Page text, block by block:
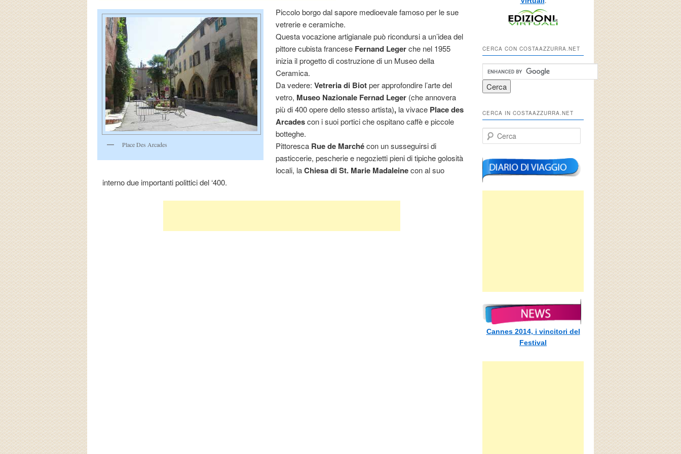
Place Des Arcades
Piccolo borgo dal sapore medioevale famoso per le sue
vetrerie e ceramiche.
Questa vocazione artigianale può ricondursi a un’idea del
pittore cubista francese Fernand Legerche nel 1955
inizia il progetto di costruzione di un Museo della
Ceramica.
Da vedere:Vetreria di Biotper approfondire l’arte del
vetro, Museo Nazionale Fernad Leger (che annovera
più di 400 opere dello stesso artista), la vivace Place des
Arcadescon i suoi portici che ospitano caffè e piccole
botteghe.
Pittoresca Rue de Marchécon un susseguirsi di
pasticcerie, pescherie e negozietti pieni di tipiche golosità
locali, laChiesa di St. Marie Madaleinecon al suo
interno due importanti polittici del ‘400.
CERCA CON COSTAAZZURRA.NET
CERCA IN COSTAAZZURRA.NET
Cerca
Cannes 2014, i vincitori del
Festival